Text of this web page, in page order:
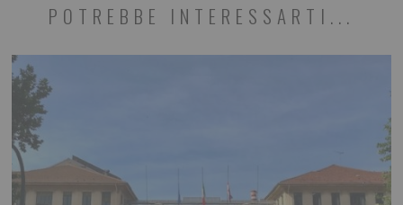
POTREBBE INTERESSARTI...